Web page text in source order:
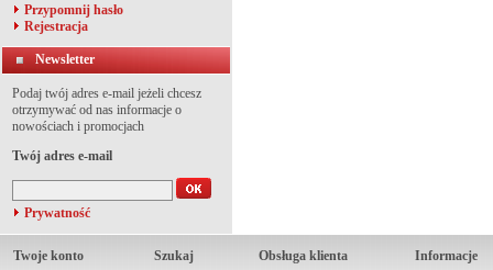
Przypomnij hasło
Rejestracja
Newsletter
Podaj twój adres e-mail jeżeli chcesz
otrzymywać od nas informacje o
nowościach i promocjach
Twój adres e-mail
Prywatność
Twoje konto
Szukaj
Obsługa klienta
Informacje